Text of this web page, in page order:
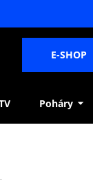
E-SHOP
Poháry